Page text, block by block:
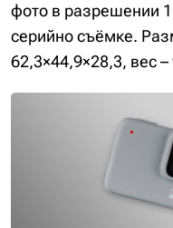
фото в разрешении
серийно съёмке.
62,3×44,9×28,3, вес